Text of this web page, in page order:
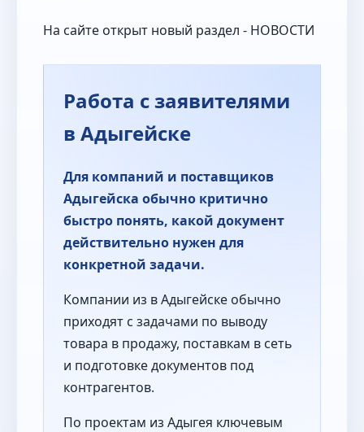
На сайте открыт новый раздел - НОВОСТИ
Работа с заявителями
в Адыгейске
Для компаний и поставщиков
Адыгейска обычно критично
быстро понять, какой документ
действительно нужен для
конкретной задачи.
Компании из в Адыгейске обычно
приходят с задачами по выводу
товара в продажу, поставкам в сеть
и подготовке документов под
контрагентов.
По проектам из Адыгея ключевым